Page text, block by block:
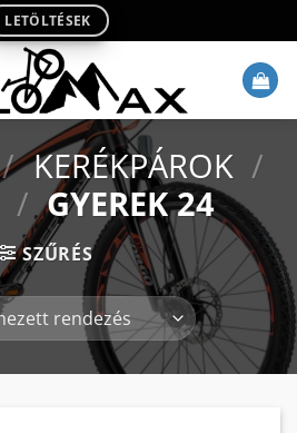
LETÖLTÉSEK
/ KERÉKPÁROK /
/ GYEREK 24
SZŰRÉS